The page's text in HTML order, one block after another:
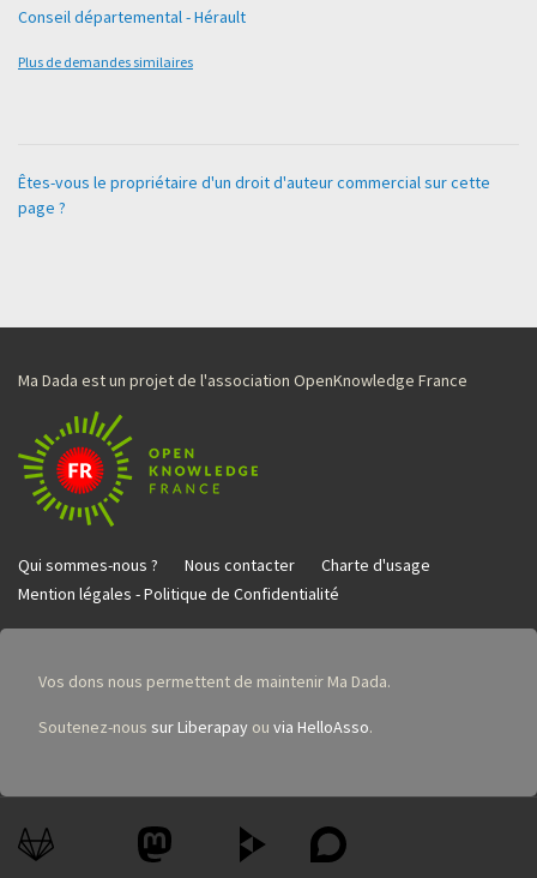
Conseil départemental - Hérault
Plus de demandes similaires
Êtes-vous le propriétaire d'un droit d'auteur commercial sur cette
page ?
Ma Dada est un projet de l'association OpenKnowledge France
Qui sommes-nous ? Nous contacter
Charte d'usage
Mention légales - Politique de Confidentialité
Vos dons nous permettent de maintenir Ma Dada.
Soutenez-nous sur Liberapay ou via HelloAsso.